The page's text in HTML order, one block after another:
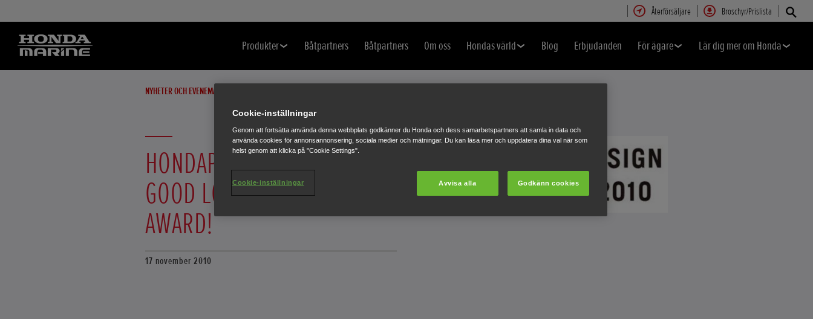
Återförsäljare Broschyr/Prislista
Produkter Båtpartners Båtpartners Om oss Hondas värld Blog Erbjudanden För ägare Lär dig mer om Honda
NYHETER OCH EVENEMANG
HONDAPRODUKTER VINNER
GOOD LONG LIFE DESIGN
AWARD!
17 november 2010
Cookie-inställningar
Genom att fortsätta använda denna webbplats godkänner du Honda och dess samarbetspartners att samla in data och
använda cookies för annonsannonsering, sociala medier och mätningar. Du kan läsa mer och uppdatera dina val när som
helst genom att klicka på "Cookie Settings".
Avvisa alla Godkänn cookies
Cookie-inställningar